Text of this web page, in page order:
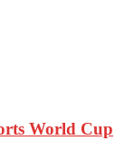
World Cup